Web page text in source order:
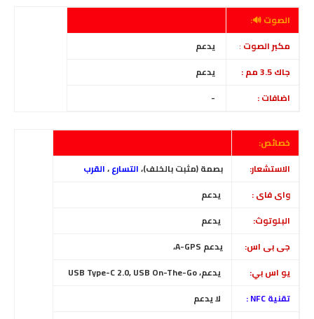
الصوت 🔊:
مكبر الصوت :
يدعم
جاك 3.5 مم :
يدعم
اضافات :
-
خصائص:
الاستشعار:
بصمة (مثبت بالخلف)،التسارع،القرب
واى فاى :
يدعم
البلوتوث:
يدعم
جى بى اس:
يدعم A-GPS،
يو اس بي:
يدعم، USB Type-C 2.0, USB On-The-Go
تقنية NFC :
لايدعم